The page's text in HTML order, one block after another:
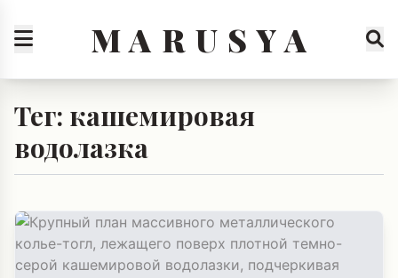
M A R U S Y A
Тег: кашемировая
водолазка